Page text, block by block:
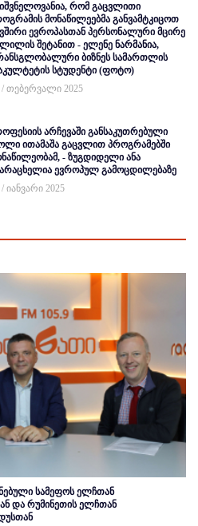
რომ გაცვლითი
მონაწილეებმა განვამტკიცოთ
ევროპასთან პერსონალური მცირე
შეტანით - ელენე ნარმანია,
ბიზნეს სამართლის
სტუდენტი (ფოტო)
/ თებერვალი 2025
არჩევაში განსაკუთრებული
ითამაშა გაცვლით პროგრამებში
- ზუგდიდელი ანა
ევროპულ გამოცდილებაზე
/ იანვარი 2025
სამეფოს ელჩთან
და რუმინეთის ელჩთან